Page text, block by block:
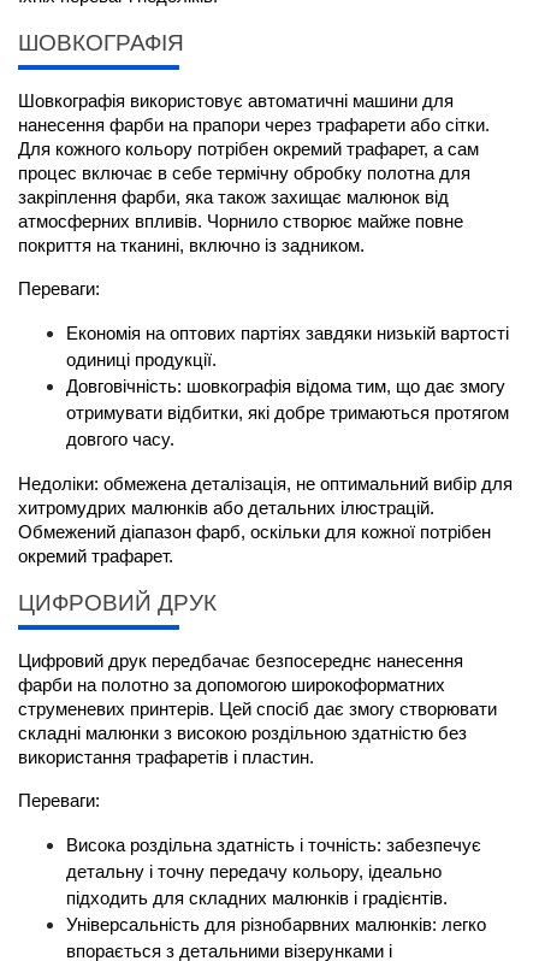
ШОВКОГРАФІЯ
Шовкографія використовує автоматичні машини для
нанесення фарби на прапори через трафарети або сітки.
Для кожного кольору потрібен окремий трафарет, а сам
процес включає в себе термічну обробку полотна для
закріплення фарби, яка також захищає малюнок від
атмосферних впливів. Чорнило створює майже повне
покриття на тканині, включно із задником.
Переваги:
Економія на оптових партіях завдяки низькій вартості
одиниці продукції.
Довговічність: шовкографія відома тим, що дає змогу
отримувати відбитки, які добре тримаються протягом
довгого часу.
Недоліки: обмежена деталізація, не оптимальний вибір для
хитромудрих малюнків або детальних ілюстрацій.
Обмежений діапазон фарб, оскільки для кожної потрібен
окремий трафарет.
ЦИФРОВИЙ ДРУК
Цифровий друк передбачає безпосереднє нанесення
фарби на полотно за допомогою широкоформатних
струменевих принтерів. Цей спосіб дає змогу створювати
складні малюнки з високою роздільною здатністю без
використання трафаретів і пластин.
Переваги:
Висока роздільна здатність і точність: забезпечує
детальну і точну передачу кольору, ідеально
підходить для складних малюнків і градієнтів.
Універсальність для різнобарвних малюнків: легко
впорається з детальними візерунками і